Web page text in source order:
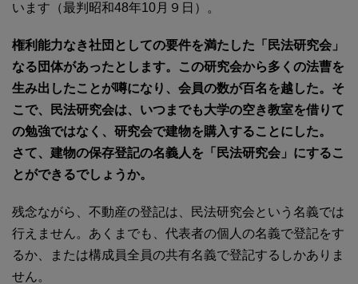
います（最判昭和48年10月９日）。
権利能力なき社団としての要件を満たした「民法研究会」
なる団体があったとします。この研究会から多くの法曹を
生み出したことが噂になり、会員の数が百名を越した。 そ
こで、民法研究会は、いつまでも大学の空き教室を借りて
の勉強ではなく、研究会で建物を購入することにした。
さて、建物の保存登記の名義人を「民法研究会」にするこ
とができるでしょうか。
残念ながら、不動産の登記は、民法研究会という名義では
行えません。あくまでも、代表者の個人の名義で登記をす
るか、または構成員全員の共有名義で登記するしかありま
せん。